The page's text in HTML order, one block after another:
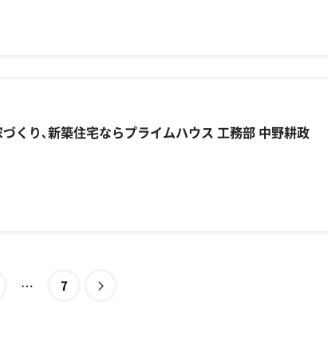
くり､新築住宅ならプライムハウス 工務部 中野耕政
… 7